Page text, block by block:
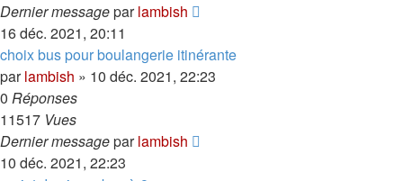
Dernier messageparlambish
16 déc. 2021, 20:11
choix bus pour boulangerie itinérante
parlambish » 10 déc. 2021, 22:23
0 Réponses
11517 Vues
Dernier messageparlambish
10 déc. 2021, 22:23